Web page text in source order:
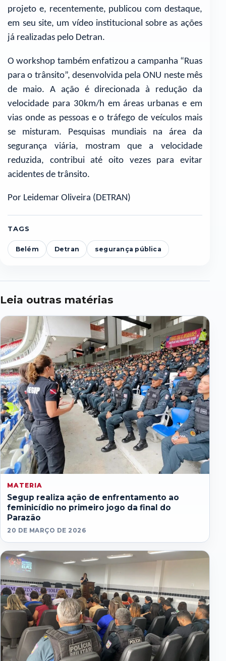
projeto e, recentemente, publicou com destaque,
em seu site, um vídeo institucional sobre as ações
já realizadas pelo Detran.
O workshop também enfatizou a campanha “Ruas
para o trânsito”, desenvolvida pela ONU neste mês
de maio. A ação é direcionada à redução da
velocidade para 30km/h em áreas urbanas e em
vias onde as pessoas e o tráfego de veículos mais
se misturam. Pesquisas mundiais na área da
segurança viária, mostram que a velocidade
reduzida, contribui até oito vezes para evitar
acidentes de trânsito.
Por Leidemar Oliveira (DETRAN)
TAGS
Belém Detran segurança pública
Leia outras matérias
MATERIA
Segup realiza ação de enfrentamento ao
feminicídio no primeiro jogo da final do
Parazão
20 DE MARÇO DE 2026